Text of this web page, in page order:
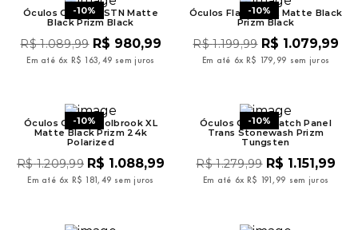
-10%
Óculos Oakley HSTN Matte
Black Prizm Black
R$ 1.089,99 R$ 980,99
Em até 6x R$ 163, 49 sem juros
-10%
Óculos Flak 2.0 XL Matte Black
Prizm Black
R$ 1.199,99 R$ 1.079,99
Em até 6x R$ 179, 99 sem juros
-10%
Óculos Oakley Holbrook XL
Matte Black Prizm 24k
Polarized
R$ 1.209,99 R$ 1 .088,99
Em até 6x R$ 181, 49 sem juros
-10%
Óculos Oakley Latch Panel
Trans Stonewash Prizm
Tungsten
R$ 1.279,99 R$ 1 .151 ,99
Em até 6x R$ 191 , 99 sem juros